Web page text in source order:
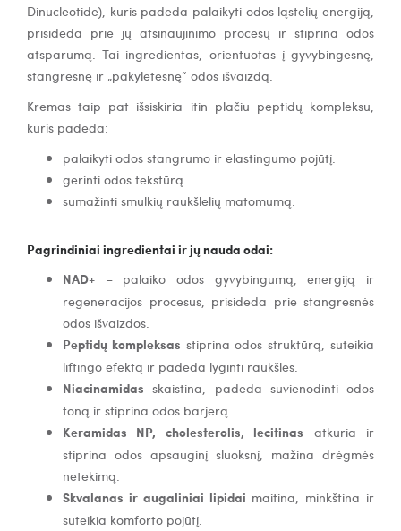
Dinucleotide), kuris padeda palaikyti odos ląstelių energiją,
prisideda prie jų atsinaujinimo procesų ir stiprina odos
atsparumą. Tai ingredientas, orientuotas į gyvybingesnę,
stangresnę ir „pakylėtesnę“ odos išvaizdą.
Kremas taip pat išsiskiria itin plačiu peptidų kompleksu,
kuris padeda:
palaikyti odos stangrumo ir elastingumo pojūtį.
gerinti odos tekstūrą.
sumažinti smulkių raukšlelių matomumą.
Pagrindiniai ingredientai ir jų nauda odai:
NAD+ – palaiko odos gyvybingumą, energiją ir
regeneracijos procesus, prisideda prie stangresnės
odos išvaizdos.
Peptidų kompleksas stiprina odos struktūrą, suteikia
liftingo efektą ir padeda lyginti raukšles.
Niacinamidas skaistina, padeda suvienodinti odos
toną ir stiprina odos barjerą.
Keramidas NP, cholesterolis, lecitinas atkuria ir
stiprina odos apsauginį sluoksnį, mažina drėgmės
netekimą.
Skvalanas ir augaliniai lipidai maitina, minkština ir
suteikia komforto pojūtį.